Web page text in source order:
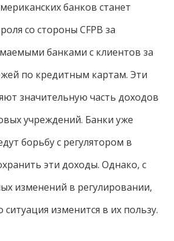
банков станет
со стороны CFPB за
банками с клиентов за
по кредитным картам. Эти
значительную часть доходов
учреждений. Банки уже
борьбу с регулятором в
эти доходы. Однако, с
изменений в регулировании,
изменится в их пользу.